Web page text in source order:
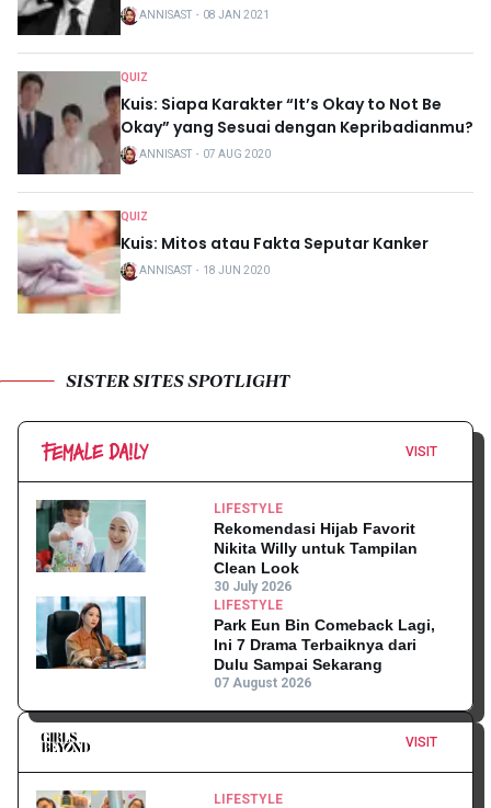
ANNISAST ・ 08 JAN 2021
QUIZ
Kuis: Siapa Karakter “It’s Okay to Not Be
Okay” yang Sesuai dengan Kepribadianmu?
ANNISAST ・ 07 AUG 2020
QUIZ
Kuis: Mitos atau Fakta Seputar Kanker
ANNISAST ・ 18 JUN 2020
SISTER SITES SPOTLIGHT
VISIT
LIFESTYLE
Rekomendasi Hijab Favorit
Nikita Willy untuk Tampilan
Clean Look
30 July 2026
LIFESTYLE
Park Eun Bin Comeback Lagi,
Ini 7 Drama Terbaiknya dari
Dulu Sampai Sekarang
07 August 2026
VISIT
LIFESTYLE